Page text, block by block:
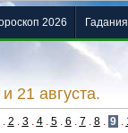
21 августа.
. 2 . 3 . 4 . 5 . 6 . 7 . 8 . 9 .
2026 Гадания